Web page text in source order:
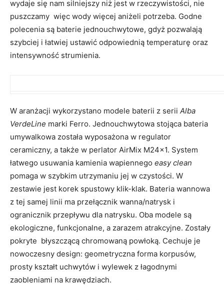
wydaje się nam silniejszy niż jest w rzeczywistości, nie
puszczamy więc wody więcej aniżeli potrzeba. Godne
polecenia są baterie jednouchwytowe, gdyż pozwalają
szybciej i łatwiej ustawić odpowiednią temperaturę oraz
intensywność strumienia.
W aranżacji wykorzystano modele baterii z serii Alba
VerdeLine marki Ferro. Jednouchwytowa stojąca bateria
umywalkowa została wyposażona w regulator
ceramiczny, a także w perlator AirMix M24x1. System
łatwego usuwania kamienia wapiennego easy clean
pomaga w szybkim utrzymaniu jej w czystości. W
zestawie jest korek spustowy klik-klak. Bateria wannowa
z tej samej linii ma przełącznik wanna/natrysk i
ogranicznik przepływu dla natrysku. Oba modele są
ekologiczne, funkcjonalne, a zarazem atrakcyjne. Zostały
pokryte błyszczącą chromowaną powłoką. Cechuje je
nowoczesny design: geometryczna forma korpusów,
prosty kształt uchwytów i wylewek z łagodnymi
zaobleniami na krawędziach.